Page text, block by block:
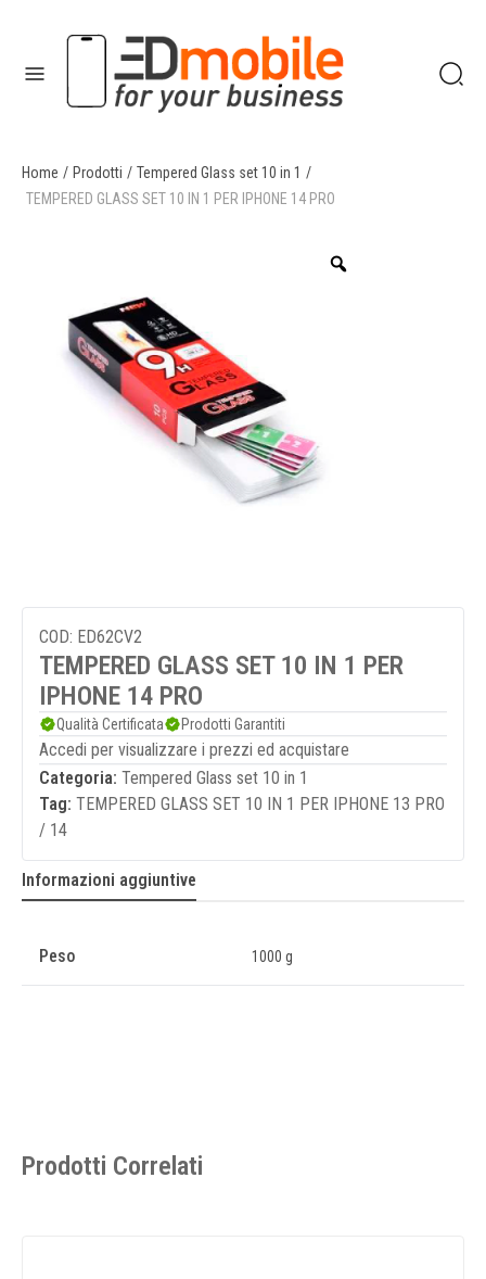
Home / Prodotti / Tempered Glass set 10 in 1 /
TEMPERED GLASS SET 10 IN 1 PER IPHONE 14 PRO
COD: ED62CV2
TEMPERED GLASS SET 10 IN 1 PER
IPHONE 14 PRO
Qualità Certificata Prodotti Garantiti
Accedi per visualizzare i prezzi ed acquistare
Categoria: Tempered Glass set 10 in 1
Tag: TEMPERED GLASS SET 10 IN 1 PER IPHONE 13 PRO
/ 14
Informazioni aggiuntive
Peso 1000 g
Prodotti Correlati